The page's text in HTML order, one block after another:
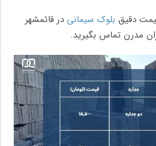
دقیق بلوک سیمانی در قائمشهر
مدرن تماس بگیرید.